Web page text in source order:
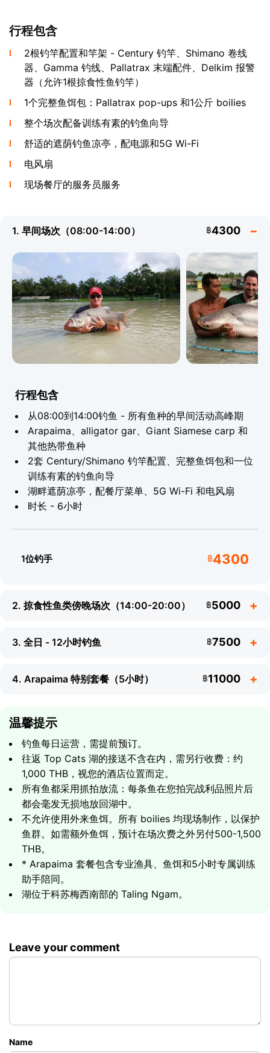
湖中的明星是arapaima- 世界上最大的淡水鱼。Top
Cats 的这些鱼可长达4米，重达300公斤。世界各地的钓手
来到科苏梅，只为有机会钓到这个传奇巨物。备有配专门训
练助手的专属 Arapaima 套餐。同样激动人心的是
alligator gar- 一种史前掠食者，拥有独特的细长颌部，原
产于北美河流系统，放养于此供战利品钓鱼。每条鱼都采用
抓拍放流：一旦您拍完战利品照片，鱼便毫发无损地放回湖
中。
湖中有六种鲤鱼 - 是任何专注鲤鱼钓手的梦想：
Giant Siamese Carp - 重达77公斤
Catla Indian Carp - 重达25公斤
Rahu Indian Carp - 重达20公斤
Asian Bighead Carp - 重达27公斤
Koi Carp - 重达20公斤
除了鲤鱼，湖中还有 pacu、Mekong catfish 和一系列其
他奇特的热带鱼种。所有鱼都在自然条件下以精心平衡的饮
食饲养 - 这正是它们能长到如此非凡尺寸的原因。工作人员
需要携带的物品
相机 - 战利品照片必不可少
行程包含
2根钓竿配置和竿架 - Century 钓竿、Shimano 卷线
器、Gamma 钓线、Pallatrax 末端配件、Delkim 报警
器（允许1根掠食性鱼钓竿）
1个完整鱼饵包：Pallatrax pop-ups 和1公斤 boilies
整个场次配备训练有素的钓鱼向导
舒适的遮荫钓鱼凉亭，配电源和5G Wi-Fi
电风扇
现场餐厅的服务员服务
1. 早间场次（08:00-14:00） ฿4300
行程包含
从08:00到14:00钓鱼 - 所有鱼种的早间活动高峰期
Arapaima、alligator gar、Giant Siamese carp 和
其他热带鱼种
2套 Century/Shimano 钓竿配置、完整鱼饵包和一位
训练有素的钓鱼向导
湖畔遮荫凉亭，配餐厅菜单、5G Wi-Fi 和电风扇
时长 - 6小时
1位钓手 ฿4300
2. 掠食性鱼类傍晚场次（14:00-20:00） ฿5000
行程包含
傍晚猎捕大型掠食者：alligator gar、pacu 和
Mekong catfish
凉爽的午后氛围 - 鱼在正午后尤为活跃
2套 Century/Shimano 钓竿配置、完整鱼饵包和一位
训练有素的钓鱼向导
湖畔遮荫凉亭，配餐厅菜单、5G Wi-Fi 和电风扇
时长 - 6小时（14:00-20:00）
3. 全日 - 12小时钓鱼 ฿7500
行程包含
一整天的钓鱼 - 涵盖早间和傍晚两个活动高峰期
有机会在一天内钓到多个不同鱼种的战利品
含2套 Century/Shimano 钓竿配置、完整鱼饵包和一
位训练有素的向导
遮荫凉亭，全日配菜单、饮料和5G Wi-Fi
时长 - 12小时
1位钓手 ฿7500
4. Arapaima 特别套餐（5小时） ฿11000
行程包含
猎捕 arapaima - 世界上最大的淡水鱼（重达300公
斤）
专为钓这个巨物配置的专业渔具和鱼饵
温馨提示
钓鱼每日运营，需提前预订。
往返 Top Cats 湖的接送不含在内，需另行收费：约
1,000 THB，视您的酒店位置而定。
所有鱼都采用抓拍放流：每条鱼在您拍完战利品照片后
都会毫发无损地放回湖中。
不允许使用外来鱼饵。所有 boilies 均现场制作，以保护
鱼群。如需额外鱼饵，预计在场次费之外另付500-1,500
THB。
* Arapaima 套餐包含专业渔具、鱼饵和5小时专属训练
助手陪同。
湖位于科苏梅西南部的 Taling Ngam。
Leave your comment
Name